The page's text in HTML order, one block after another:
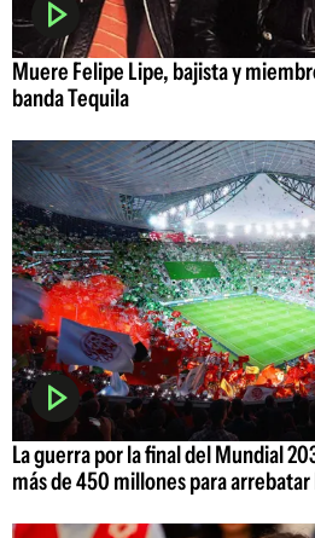
Muere Felipe Lipe, bajista y
banda Tequila
La guerra por la final del Mundial
más de 450 millones para arrebatar